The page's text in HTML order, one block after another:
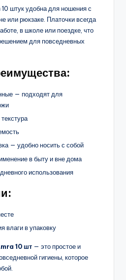
10 штук удобна для ношения с
или рюкзаке. Платочки всегда
в школе или поездке, что
для повседневных
— подходят для
— удобно носить с собой
в быту и вне дома
использования
влаги в упаковку
10 шт — это простое и
гигиены, которое